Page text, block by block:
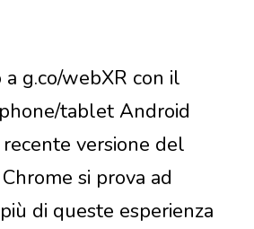
a g.co/webXR con il
tablet Android
versione del
si prova ad
di queste esperienza